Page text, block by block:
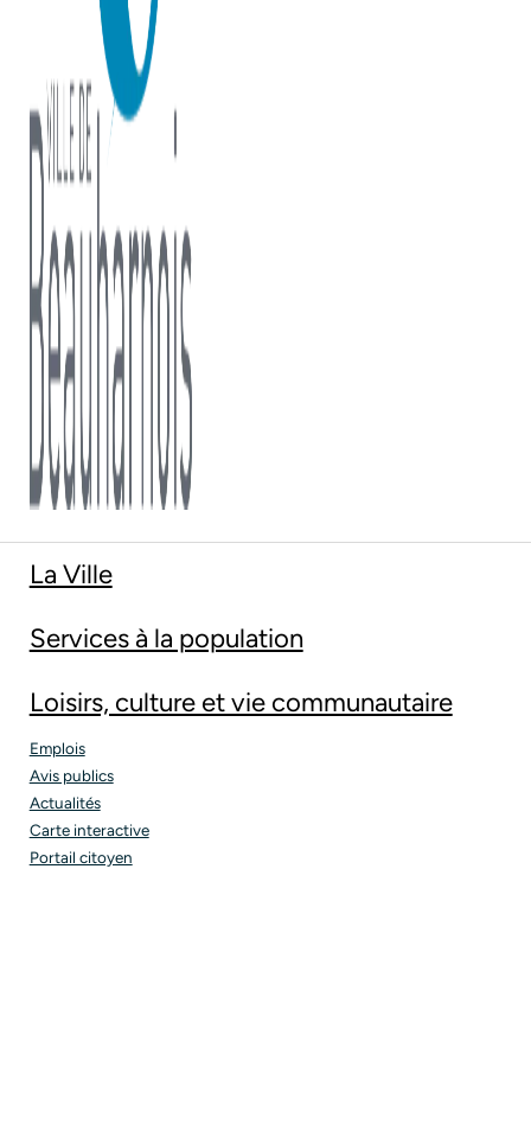
La Ville
Services à la population
Loisirs, culture et vie communautaire
Emplois
Avis publics
Actualités
Carte interactive
Portail citoyen